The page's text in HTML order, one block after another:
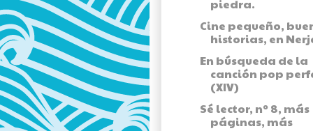
piedra.
Cine pequeño,
historias, en
En búsqueda de la
canción pop
(XIV)
Sé lector, nº 8, más
páginas, más